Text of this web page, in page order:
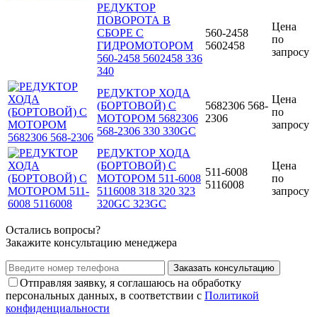
РЕДУКТОР
ПОВОРОТА В
СБОРЕ С
ГИДРОМОТОРОМ
560-2458 5602458 336
340
560-2458
5602458
Цена
по
запросу
РЕДУКТОР ХОДА
(БОРТОВОЙ) С
МОТОРОМ 5682306
568-2306 330 330GC
5682306 568-
2306
Цена
по
запросу
РЕДУКТОР ХОДА
(БОРТОВОЙ) С
МОТОРОМ 511-6008
5116008 318 320 323
320GC 323GC
511-6008
5116008
Цена
по
запросу
Остались вопросы?
Закажите консультацию менеджера
Заказать консультацию
Отправляя заявку, я соглашаюсь на обработку
персональных данных, в соответствии с Политикой
конфиденциальности